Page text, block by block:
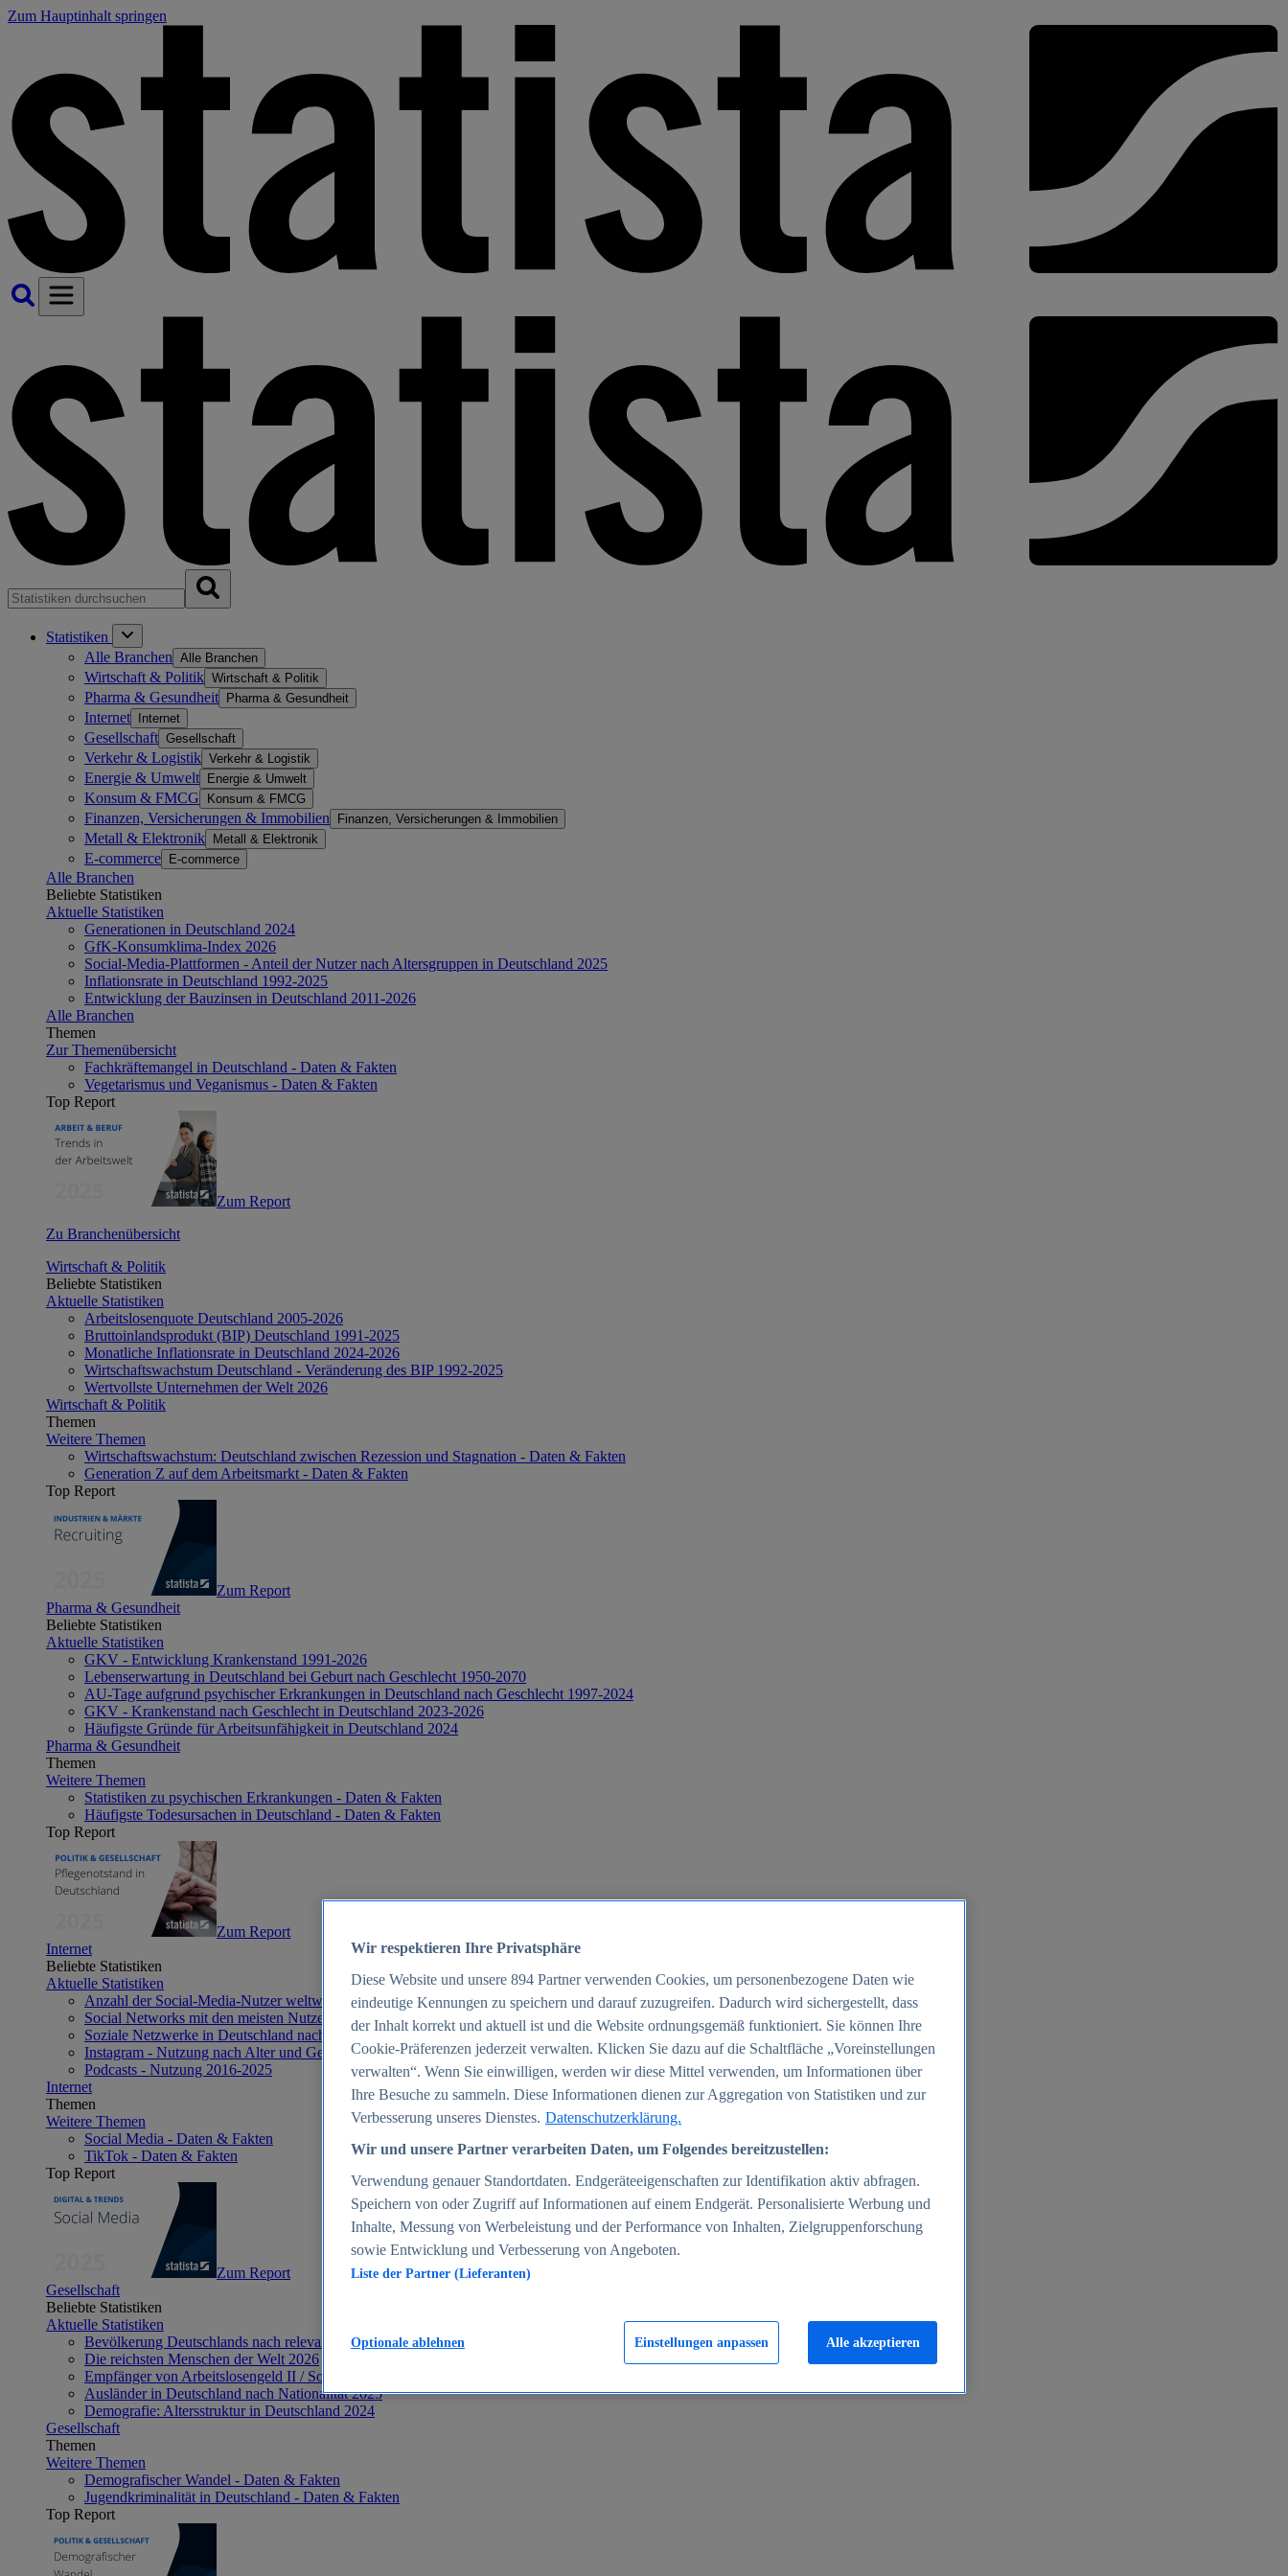
Zum Hauptinhalt springen
Statistiken
Alle Branchen Alle Branchen
Wirtschaft & Politik Wirtschaft & Politik
Pharma & Gesundheit Pharma & Gesundheit
Internet Internet
Gesellschaft Gesellschaft
Verkehr & Logistik Verkehr & Logistik
Energie & Umwelt Energie & Umwelt
Konsum & FMCG Konsum & FMCG
Finanzen, Versicherungen & Immobilien Finanzen, Versicherungen & Immobilien
Metall & Elektronik Metall & Elektronik
E-commerce E-commerce
Alle Branchen
Beliebte Statistiken
Aktuelle Statistiken
Generationen in Deutschland 2024
GfK-Konsumklima-Index 2026
Social-Media-Plattformen - Anteil der Nutzer nach Altersgruppen in Deutschland 2025
Inflationsrate in Deutschland 1992-2025
Entwicklung der Bauzinsen in Deutschland 2011-2026
Alle Branchen
Themen
Zur Themenübersicht
Fachkräftemangel in Deutschland - Daten & Fakten
Vegetarismus und Veganismus - Daten & Fakten
Top Report
Zum Report
Zu Branchenübersicht
Wirtschaft & Politik
Beliebte Statistiken
Aktuelle Statistiken
Arbeitslosenquote Deutschland 2005-2026
Bruttoinlandsprodukt (BIP) Deutschland 1991-2025
Monatliche Inflationsrate in Deutschland 2024-2026
Wirtschaftswachstum Deutschland - Veränderung des BIP 1992-2025
Wertvollste Unternehmen der Welt 2026
Wirtschaft & Politik
Themen
Weitere Themen
Wirtschaftswachstum: Deutschland zwischen Rezession und Stagnation - Daten & Fakten
Generation Z auf dem Arbeitsmarkt - Daten & Fakten
Top Report
Zum Report
Pharma & Gesundheit
Beliebte Statistiken
Aktuelle Statistiken
GKV - Entwicklung Krankenstand 1991-2026
Lebenserwartung in Deutschland bei Geburt nach Geschlecht 1950-2070
AU-Tage aufgrund psychischer Erkrankungen in Deutschland nach Geschlecht 1997-2024
GKV - Krankenstand nach Geschlecht in Deutschland 2023-2026
Häufigste Gründe für Arbeitsunfähigkeit in Deutschland 2024
Pharma & Gesundheit
Themen
Weitere Themen
Statistiken zu psychischen Erkrankungen - Daten & Fakten
Häufigste Todesursachen in Deutschland - Daten & Fakten
Top Report
Zum Report
Internet
Beliebte Statistiken
Aktuelle Statistiken
Anzahl der Social-Media-Nutzer weltweit 2012-2025
Social Networks mit den meisten Nutzern weltweit 2025
Soziale Netzwerke in Deutschland nach Generationen 2025
Instagram - Nutzung nach Alter und Geschlecht in Deutschland 2025
Podcasts - Nutzung 2016-2025
Internet
Themen
Weitere Themen
Social Media - Daten & Fakten
TikTok - Daten & Fakten
Top Report
Zum Report
Gesellschaft
Beliebte Statistiken
Aktuelle Statistiken
Bevölkerung Deutschlands nach relevanten Altersgruppen 2024
Die reichsten Menschen der Welt 2026
Empfänger von Arbeitslosengeld II / Sozialgeld / Bürgergeld in Deutschland 2005-2025
Ausländer in Deutschland nach Nationalität 2025
Demografie: Altersstruktur in Deutschland 2024
Gesellschaft
Themen
Weitere Themen
Demografischer Wandel - Daten & Fakten
Jugendkriminalität in Deutschland - Daten & Fakten
Top Report
Wir respektieren Ihre Privatsphäre
Diese Website und unsere 894 Partner verwenden Cookies, um personenbezogene Daten wie
eindeutige Kennungen zu speichern und darauf zuzugreifen. Dadurch wird sichergestellt, dass
der Inhalt korrekt und aktuell ist und die Website ordnungsgemäß funktioniert. Sie können Ihre
Cookie-Präferenzen jederzeit verwalten. Klicken Sie dazu auf die Schaltfläche „Voreinstellungen
verwalten“. Wenn Sie einwilligen, werden wir diese Mittel verwenden, um Informationen über
Ihre Besuche zu sammeln. Diese Informationen dienen zur Aggregation von Statistiken und zur
Verbesserung unseres Dienstes. Datenschutzerklärung.
Wir und unsere Partner verarbeiten Daten, um Folgendes bereitzustellen:
Verwendung genauer Standortdaten. Endgeräteeigenschaften zur Identifikation aktiv abfragen.
Speichern von oder Zugriff auf Informationen auf einem Endgerät. Personalisierte Werbung und
Inhalte, Messung von Werbeleistung und der Performance von Inhalten, Zielgruppenforschung
sowie Entwicklung und Verbesserung von Angeboten.
Liste der Partner (Lieferanten)
Einstellungen anpassen
Optionale ablehnen Alle akzeptieren